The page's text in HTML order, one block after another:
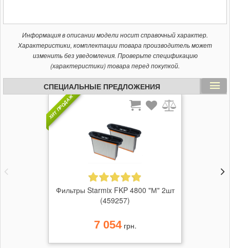
Информация в описании модели носит справочный характер.
Характеристики, комплектации товара производитель может
изменить без уведомления. Проверьте спецификацию
(характеристики) товара перед покупкой.
СПЕЦИАЛЬНЫЕ ПРЕДЛОЖЕНИЯ
ХИТ ПРОДАЖ
Фильтры Starmix FKP 4800 "М" 2шт
(459257)
7 054грн.